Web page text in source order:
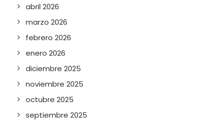
abril 2026
marzo 2026
febrero 2026
enero 2026
diciembre 2025
noviembre 2025
octubre 2025
septiembre 2025